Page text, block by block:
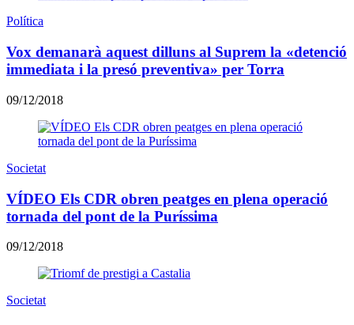
Política
Vox demanarà aquest dilluns al Suprem la «detenció
immediata i la presó preventiva» per Torra
09/12/2018
Societat
VÍDEO Els CDR obren peatges en plena operació
tornada del pont de la Puríssima
09/12/2018
Societat